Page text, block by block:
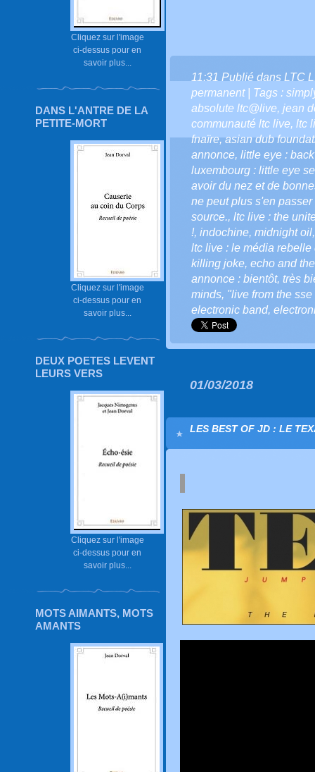
Cliquez sur l'image
ci-dessus pour en
savoir plus...
DANS L'ANTRE DE LA
PETITE-MORT
Cliquez sur l'image
ci-dessus pour en
savoir plus...
DEUX POETES LEVENT
LEURS VERS
Cliquez sur l'image
ci-dessus pour en
savoir plus...
MOTS AIMANTS, MOTS
AMANTS
11:31 Publié dans LTC
permanent| Tags :
absolute ltc@live, jean
communauté ltc live, ltc
fnaïre,asian dub
annonce, little eye :
luxembourg : little eye
avoir du nez et de
ne peut plus s'en passer
source., ltc live : the
!, indochine, midnight oil
ltc live : le média rebelle
killing joke, echo and
annonce : bientôt, très
minds, "live from the
electronic band,
01/03/2018
LES BEST OF JD : LE